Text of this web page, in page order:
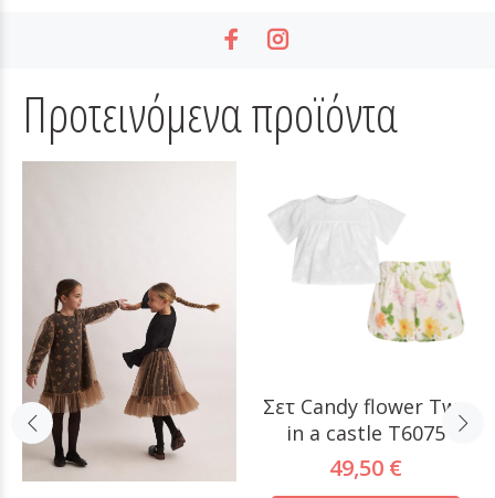
Προτεινόμενα προϊόντα
Σετ Candy flower Two
in a castle T6075
49,50 €